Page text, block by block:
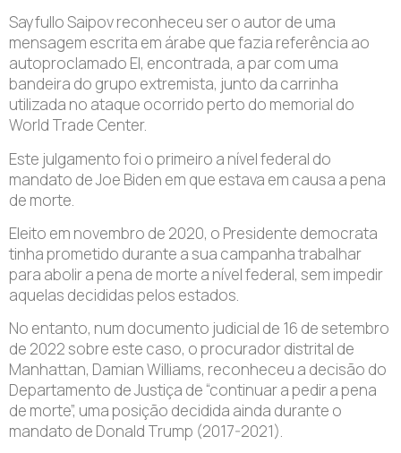
Sayfullo Saipov reconheceu ser o autor de uma
mensagem escrita em árabe que fazia referência ao
autoproclamado EI, encontrada, a par com uma
bandeira do grupo extremista, junto da carrinha
utilizada no ataque ocorrido perto do memorial do
World Trade Center.
Este julgamento foi o primeiro a nível federal do
mandato de Joe Biden em que estava em causa a pena
de morte.
Eleito em novembro de 2020, o Presidente democrata
tinha prometido durante a sua campanha trabalhar
para abolir a pena de morte a nível federal, sem impedir
aquelas decididas pelos estados.
No entanto, num documento judicial de 16 de setembro
de 2022 sobre este caso, o procurador distrital de
Manhattan, Damian Williams, reconheceu a decisão do
Departamento de Justiça de “continuar a pedir a pena
de morte”, uma posição decidida ainda durante o
mandato de Donald Trump (2017-2021).